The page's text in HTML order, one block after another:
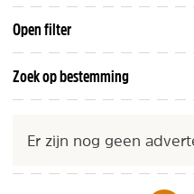
Open filter
Zoek op bestemming
Er zijn nog geen